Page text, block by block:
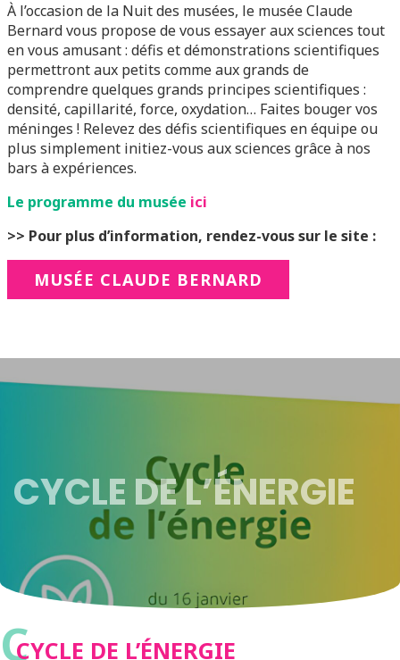
À l’occasion de la Nuit des musées, le musée Claude
Bernard vous propose de vous essayer aux sciences tout
en vous amusant : défis et démonstrations scientifiques
permettront aux petits comme aux grands de
comprendre quelques grands principes scientifiques :
densité, capillarité, force, oxydation… Faites bouger vos
méninges ! Relevez des défis scientifiques en équipe ou
plus simplement initiez-vous aux sciences grâce à nos
bars à expériences.
Le programme du musée ici
>> Pour plus d’information, rendez-vous sur le site :
MUSÉE CLAUDE BERNARD
CYCLE DE L’ÉNERGIE
CCYCLE DE L’ÉNERGIE